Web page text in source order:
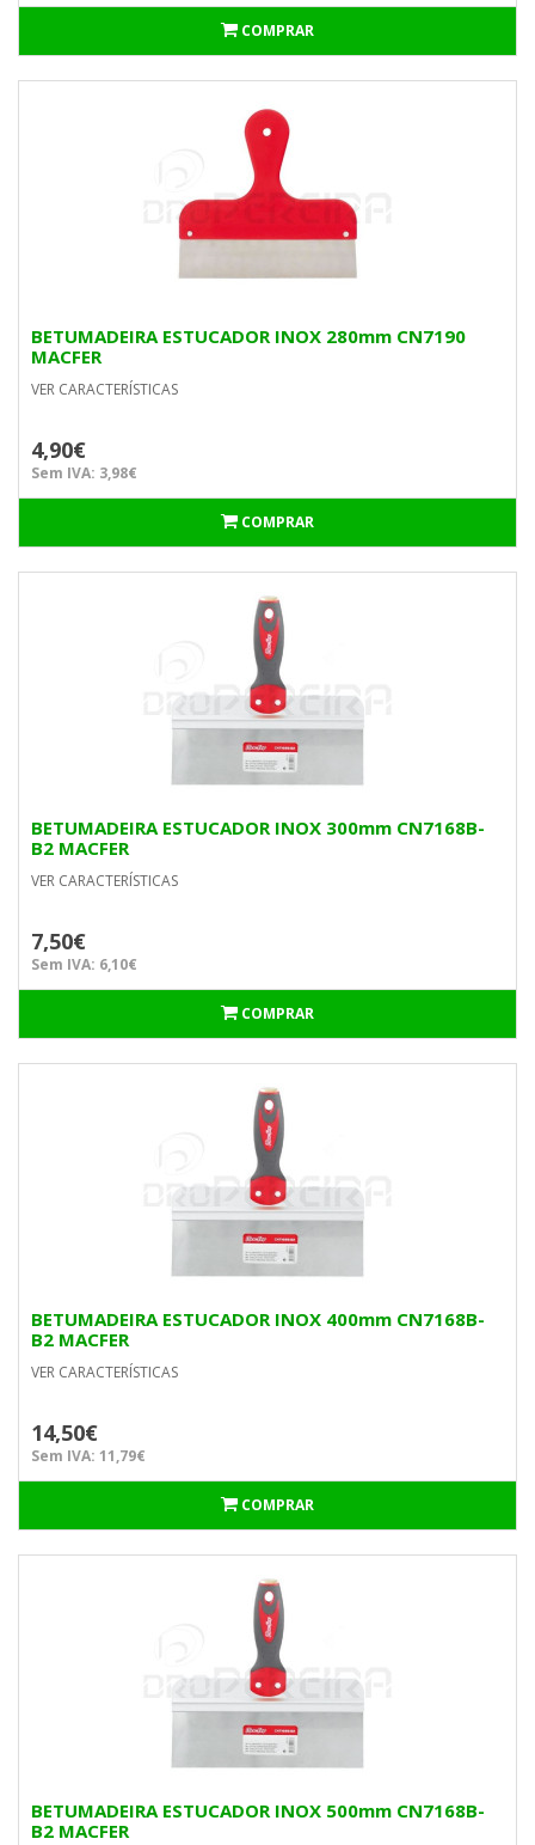
COMPRAR
BETUMADEIRA ESTUCADOR INOX 280mm CN7190
MACFER
VER CARACTERÍSTICAS
4,90€
Sem IVA: 3,98€
COMPRAR
BETUMADEIRA ESTUCADOR INOX 300mm CN7168B-
B2 MACFER
VER CARACTERÍSTICAS
7,50€
Sem IVA: 6,10€
COMPRAR
BETUMADEIRA ESTUCADOR INOX 400mm CN7168B-
B2 MACFER
VER CARACTERÍSTICAS
14,50€
Sem IVA: 11,79€
COMPRAR
BETUMADEIRA ESTUCADOR INOX 500mm CN7168B-
B2 MACFER